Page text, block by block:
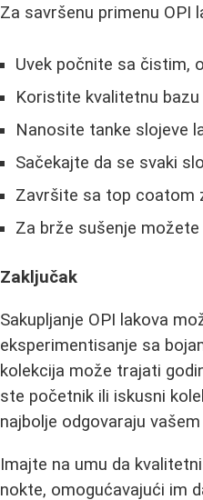
Za savršenu primenu OPI
Uvek počnite sa čistim,
Koristite kvalitetnu bazu
Nanosite tanke slojeve
Sačekajte da se svaki
Završite sa top coatom
Za brže sušenje
Zaključak
Sakupljanje OPI lakova
eksperimentisanje sa
kolekcija može trajati
ste početnik ili iskusni
najbolje odgovaraju
Imajte na umu da
nokte, omogućavajući im